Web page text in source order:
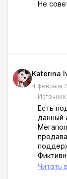
тысяч
Не
Katerina
4 февраля
Источник:
Есть
данный
Читать